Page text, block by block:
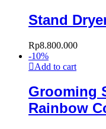
Stand
Rp8.800.000
-10%
Add to cart
Grooming
Rainbow